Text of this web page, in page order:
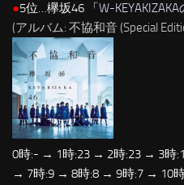
●5位…欅坂46 「W-
(アルバム: 不協和音 (Special
0時:- → 1時:23 → 2時:23 → 3時
→ 7時:9 → 8時:8 → 9時:7 → 10